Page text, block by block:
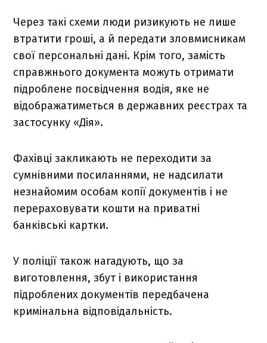
Через такі схеми люди ризикують не лише
втратити гроші, а й передати зловмисникам
свої персональні дані. Крім того, замість
справжнього документа можуть отримати
підроблене посвідчення водія, яке не
відображатиметься в державних реєстрах та
застосунку «Дія».
Фахівці закликають не переходити за
сумнівними посиланнями, не надсилати
незнайомим особам копії документів і не
перераховувати кошти на приватні
банківські картки.
У поліції також нагадують, що за
виготовлення, збут і використання
підроблених документів передбачена
кримінальна відповідальність.